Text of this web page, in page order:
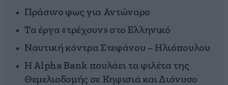
Πράσινο φως για Αντώναρο
Τα έργα «τρέχουν» στο Ελληνικό
Ναυτική κόντρα Στεφάνου – Ηλιόπουλου
Η Alpha Bank πουλάει τα φιλέτα της
Θεμελιοδομής σε Κηφισιά και Διόνυσο